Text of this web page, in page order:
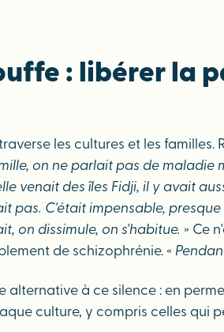
: libérer la
les cultures et les
on ne parlait pas de maladie
venait des îles Fidji, il y avait
pas. C'était impensable,
on dissimule, on s'habitue. » Ce
de schizophrénie. «
à ce silence : en
culture, y compris celles qui